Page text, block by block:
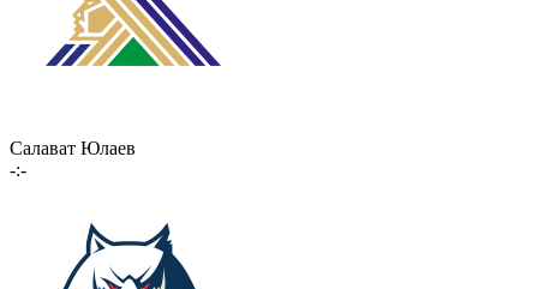
Салават Юлаев
-:-